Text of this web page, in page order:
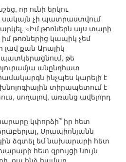
որ ունի երկու
չի պատրաստվում
«Իմ թոռներն այս տարի
իմ թոռներից կապիկ չեմ
լավ քան Արայիկ
պատկերացնում, թե
անընդհատ
ինչպես կարելի է
տիրապետում է
սողալով, առանց ավելորդ
կփորձի՞ իր հետ
Սրապիոնյանն
ձգտել եմ նախարարի հետ
հետ զրույցի նույն